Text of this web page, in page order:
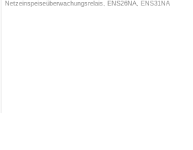
Netzeinspeiseüberwachungsrelais, ENS26NA, ENS31NA